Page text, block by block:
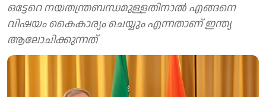
ഒട്ടേറെ നയതന്ത്രബന്ധമുള്ളതിനാൽ എങ്ങനെ
വിഷയം കൈകാര്യം ചെയ്യും എന്നതാണ് ഇന്ത്യ
ആലോചിക്കുന്നത്